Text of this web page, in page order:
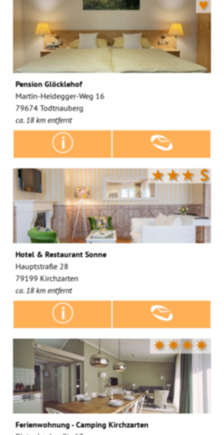
Pension Glöcklehof
Martin-Heidegger-Weg 16
79674 Todtnauberg
ca. 18 km entfernt
★★★S
Hotel & Restaurant Sonne
Hauptstraße 28
79199 Kirchzarten
ca. 18 km entfernt
✷✷✷✷
Ferienwohnung - Camping Kirchzarten